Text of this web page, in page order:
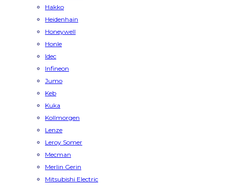
Hakko
Heidenhain
Honeywell
Honle
Idec
Infineon
Jumo
Keb
Kuka
Kollmorgen
Lenze
Leroy Somer
Mecman
Merlin Gerin
Mitsubishi Electric